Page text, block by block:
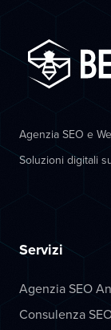
Agenzia SEO e
Soluzioni digitali
Servizi
Agenzia SEO
Consulenza